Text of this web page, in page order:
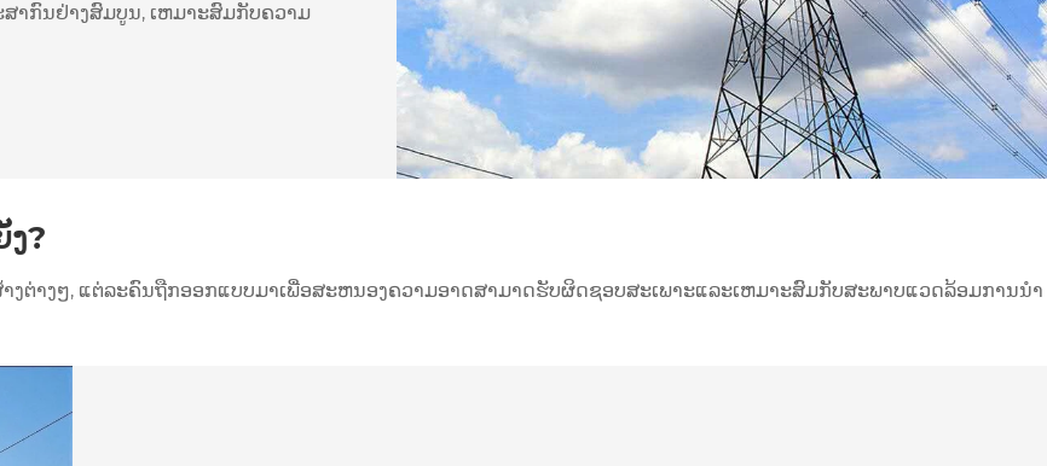
າກົນຢ່າງສົມບູນ, ເຫມາະສົມກັບຄວາມ
?
ງຕ່າງໆ, ແຕ່ລະຄົນຖືກອອກແບບມາເພື່ອສະຫນອງຄວາມອາດສາມາດຮັບຜິດຊອບສະເພາະແລະເຫມາະສົມກັບສະພາບແວດລ້ອມການນໍາ